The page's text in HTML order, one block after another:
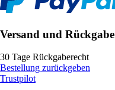
Versand und Rückgabe
30 Tage Rückgaberecht
Bestellung zurückgeben
Trustpilot